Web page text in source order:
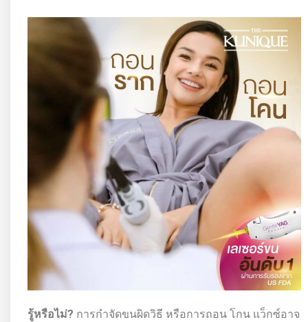
รู้หรือไม่? การกำจัดขนผิดวิธี หรือการถอน โกน แว็กซ์อาจ